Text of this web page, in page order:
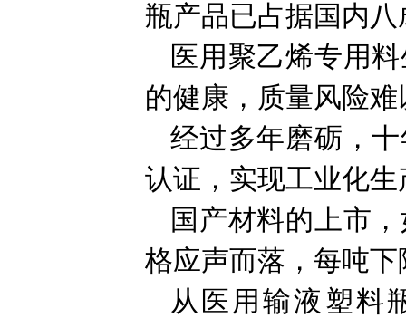
瓶产品已占据国内
医用聚乙烯专用
的健康，质量风险
经过多年磨砺，
认证，实现工业化生
国产材料的上市
格应声而落，每吨下
从医用输液塑料